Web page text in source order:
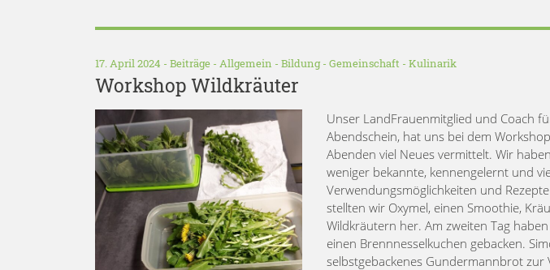
17. April 2024 - Beiträge - Allgemein - Bildung- Gemeinschaft - Kulinarik
Workshop Wildkräuter
Unser LandFrauenmitglied und Coach
Abendschein, hat uns bei dem
Abenden viel Neues vermittelt. Wir
weniger bekannte, kennengelernt und
Verwendungsmöglichkeiten und
stellten wir Oxymel, einen Smoothie,
Wildkräutern her. Am zweiten Tag
einen Brennnesselkuchen gebacken.
selbstgebackenes Gundermannbrot zur